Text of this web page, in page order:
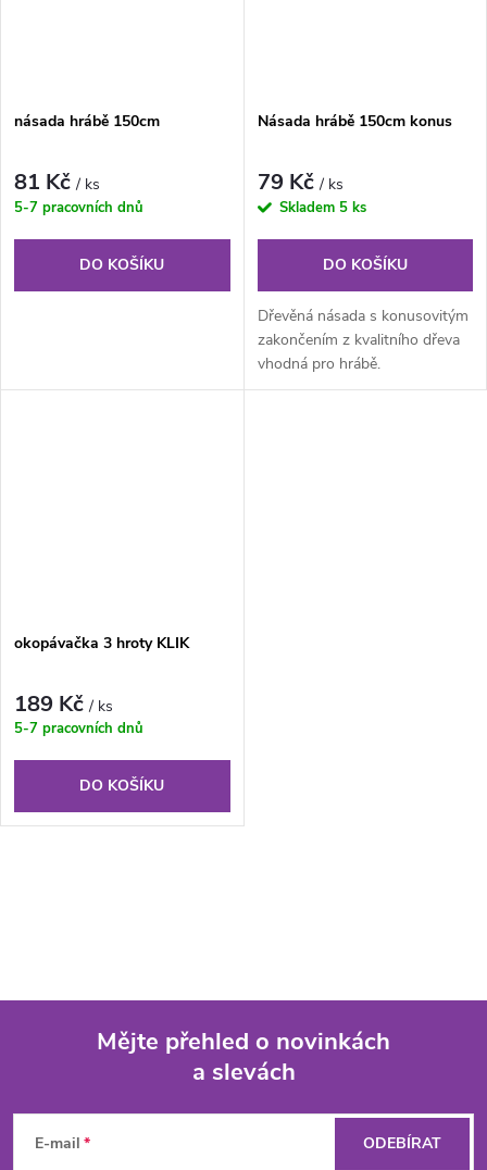
násada hrábě 150cm
81 Kč/ ks
5-7 pracovních dnů
DO KOŠÍKU
Násada hrábě 150cm konus
79 Kč/ ks
Skladem 5 ks
DO KOŠÍKU
Dřevěná násada s konusovitým
zakončením z kvalitního dřeva
vhodná pro hrábě.
okopávačka 3 hroty KLIK
189 Kč/ ks
5-7 pracovních dnů
DO KOŠÍKU
a
Mějte přehled o novinkách
a slevách
E-mail ODEBÍRAT